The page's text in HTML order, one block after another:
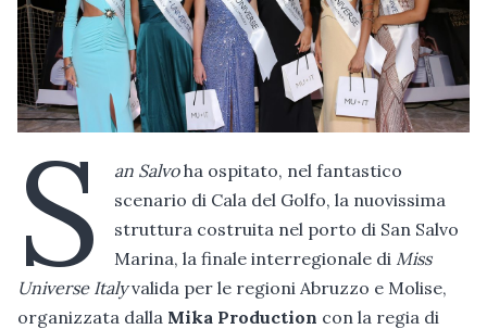
S an Salvoha ospitato, nel fantastico
scenario di Cala del Golfo, la nuovissima
struttura costruita nel porto di San Salvo
Marina, la finale interregionale di Miss
Universe Italyvalida per le regioni Abruzzo e Molise,
organizzata dalla Mika Production con la regia di